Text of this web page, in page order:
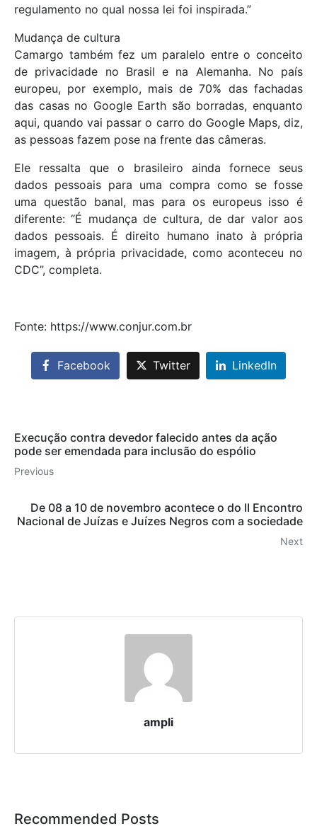
regulamento no qual nossa lei foi inspirada.”
Mudança de cultura
Camargo também fez um paralelo entre o conceito
de privacidade no Brasil e na Alemanha. No país
europeu, por exemplo, mais de 70% das fachadas
das casas no Google Earth são borradas, enquanto
aqui, quando vai passar o carro do Google Maps, diz,
as pessoas fazem pose na frente das câmeras.
Ele ressalta que o brasileiro ainda fornece seus
dados pessoais para uma compra como se fosse
uma questão banal, mas para os europeus isso é
diferente: “É mudança de cultura, de dar valor aos
dados pessoais. É direito humano inato à própria
imagem, à própria privacidade, como aconteceu no
CDC”, completa.
Fonte: https://www.conjur.com.br
Facebook Twitter LinkedIn
Execução contra devedor falecido antes da ação
pode ser emendada para inclusão do espólio
Previous
De 08 a 10 de novembro acontece o do II Encontro
Nacional de Juízas e Juízes Negros com a sociedade
Next
ampli
Recommended Posts